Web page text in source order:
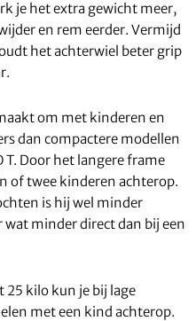
je het extra gewicht meer,
en rem eerder. Vermijd
het achterwiel beter grip
om met kinderen en
dan compactere modellen
T. Door het langere frame
of twee kinderen achterop.
is hij wel minder
minder direct dan bij een
25 kilo kun je bij lage
met een kind achterop.